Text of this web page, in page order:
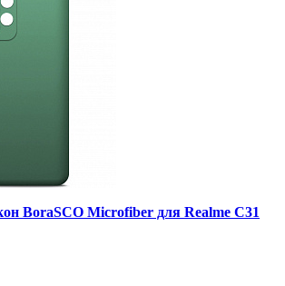
BoraSCO Microfiber для Realme C31